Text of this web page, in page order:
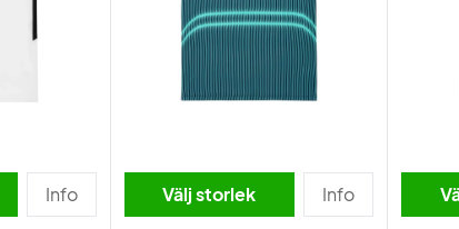
Info Välj storlek Info